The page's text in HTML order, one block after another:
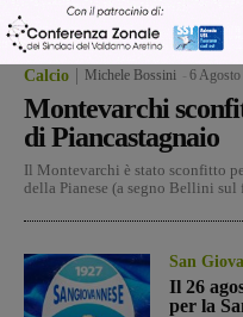
Calcio Michele Bossini 6
Montevarchi
di Piancastagnaio
Il Montevarchi è stato sconfitto
della Pianese (a segno Bellini sul
San
Il 26
per la